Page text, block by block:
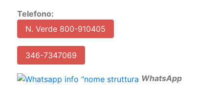
Telefono:
N. Verde 800-910405
346-7347069
WhatsApp